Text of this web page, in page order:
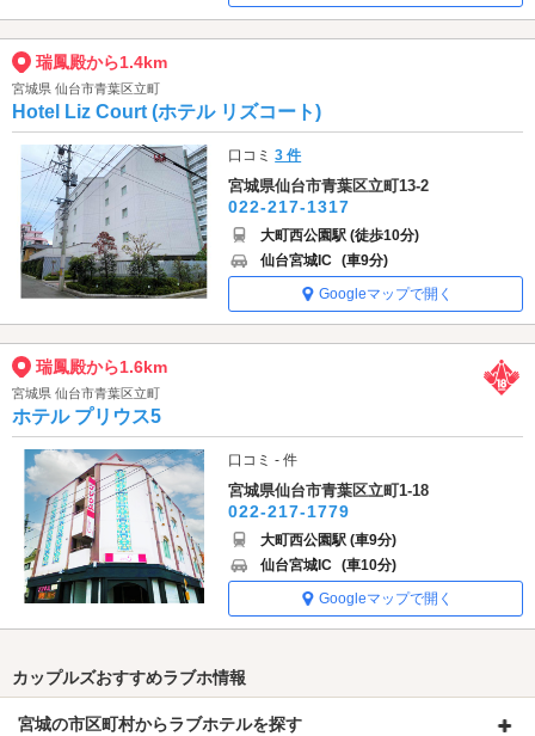
瑞鳳殿から1.4km
宮城県 仙台市青葉区立町
Hotel Liz Court (ホテル リズコート)
口コミ3 件
宮城県仙台市青葉区立町13-2
022-217-1317
大町西公園駅 (徒歩10分)
仙台宮城IC (車9分)
Googleマップで開く
瑞鳳殿から1.6km
宮城県 仙台市青葉区立町
ホテル プリウス5
口コミ - 件
宮城県仙台市青葉区立町1-18
022-217-1779
大町西公園駅 (車9分)
仙台宮城IC (車10分)
Googleマップで開く
カップルズおすすめラブホ情報
宮城の市区町村からラブホテルを探す